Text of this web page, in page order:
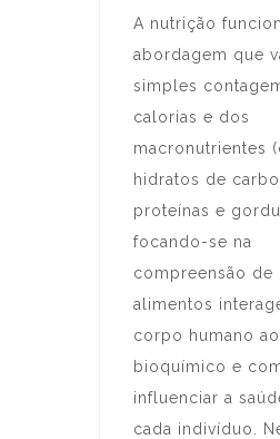
A nutrição
abordagem que
simples
calorias e dos
macronutrientes
hidratos de
proteínas e
focando-se na
compreensão de
alimentos
corpo humano ao
bioquímico e
influenciar a
cada indivíduo.